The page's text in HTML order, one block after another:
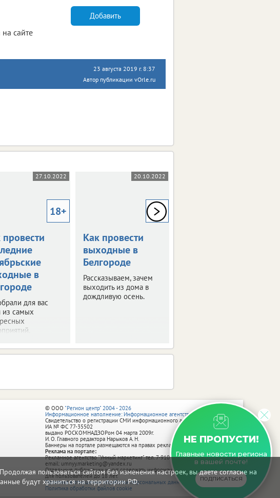
пользоваться сайтом без изменения настроек, вы даете согласие на
будут храниться на территории РФ.
сайте
Добавить
23 августа 2019 г. 8:37
Автор публикации vOrle.ru
27.10.2022
18+
провести
в
для вас
из самых
20.10.2022
18+
Как провести
выходные в
Белгороде
Рассказываем, зачем
выходить из дома в
дождливую осень.
НЕ ПРОПУСТИ!
Главные новости региона
в вашей почте!
ПОДПИСАТЬСЯ
© ООО "Регион центр" 2004 - 2026
Информационное наполнение: Информационное агентство vRossii.ru
Свидетельство о регистрации СМИ информационного агентства vRossii.ru
ИА № ФС 77‑35502
выдано РОСКОМНАДЗОРом 04 марта 2009г.
И. О. Главного редактора Нарыков А. Н.
Баннеры на портале размещаются на правах рекламы.
Реклама на портале:
Рекламное агентство "Умный маркетинг" тел. 7-910-267-70-40,
email: umnyy.marketing@yandex.ru
Отдельные публикации могут содержать информацию, не предназначенную
для пользователей до 18 лет.
Политика в отношении обработки персональных данных
Политика обработки файлов cookie